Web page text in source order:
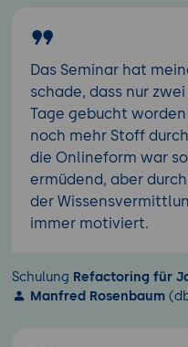
Das Seminar hat
schade, dass nur
Tage gebucht
noch mehr Stoff
die Onlineform war
ermüdend, aber
der
immer motiviert.
Schulung Refactoring für
Manfred Rosenbaum